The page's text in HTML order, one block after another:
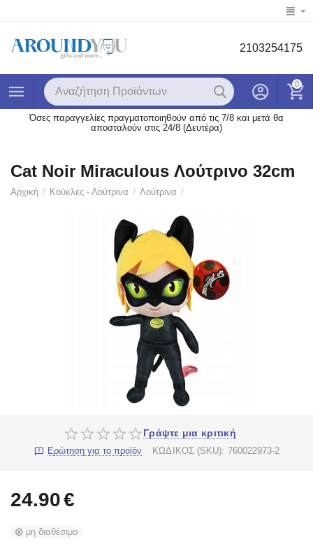
2103254175
0
Όσες παραγγελίες πραγματοποιηθούν από τις 7/8 και μετά θα
αποσταλούν στις 24/8 (Δευτέρα)
Cat Noir Miraculous Λούτρινο 32cm
Αρχική / Κούκλες - Λούτρινα / Λούτρινα /
Γράψτε μια κριτική
Ερώτηση για το προϊόν ΚΩΔΙΚΟΣ (SKU): 760022973-2
24.90€
μη διαθέσιμο